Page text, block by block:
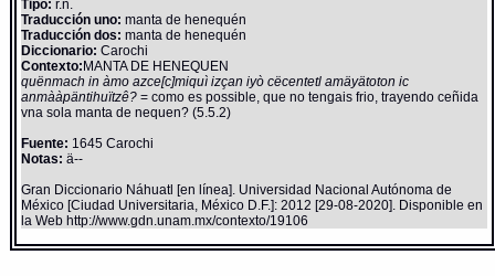
Tipo: r.n.
Traducción uno: manta de henequén
Traducción dos: manta de henequén
Diccionario:Carochi
Contexto:MANTA DE HENEQUEN
quënmach in àmo azce[c]miquì izçan iyò cëcentetl amäyätoton ic
anmààpäntihuïtzê?= como es possible, que no tengais frio, trayendo ceñida
vna sola manta de nequen? (5.5.2)
Fuente: 1645 Carochi
Notas: ä--
Gran Diccionario Náhuatl [en línea]. Universidad Nacional Autónoma de
México [Ciudad Universitaria, México D.F.]: 2012 [29-08-2020]. Disponible en
la Web http://www.gdn.unam.mx/contexto/19106